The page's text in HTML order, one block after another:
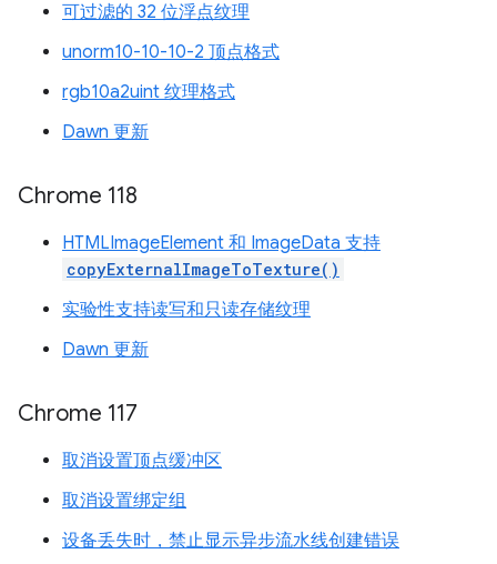
可过滤的 32 位浮点纹理
unorm10-10-10-2 顶点格式
rgb10a2uint 纹理格式
Dawn 更新
Chrome 118
HTMLImageElement 和 ImageData 支持
copyExternalImageToTexture()
实验性支持读写和只读存储纹理
Dawn 更新
Chrome 117
取消设置顶点缓冲区
取消设置绑定组
设备丢失时，禁止显示异步流水线创建错误